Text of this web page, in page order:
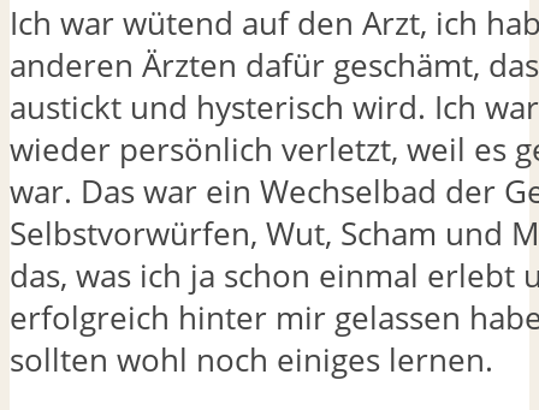
Ich war wütend auf den Arzt, ich
anderen Ärzten dafür geschämt,
austickt und hysterisch wird. Ich
wieder persönlich verletzt, weil es
war. Das war ein Wechselbad der
Selbstvorwürfen, Wut, Scham und
das, was ich ja schon einmal erlebt
erfolgreich hinter mir gelassen
sollten wohl noch einiges lernen.